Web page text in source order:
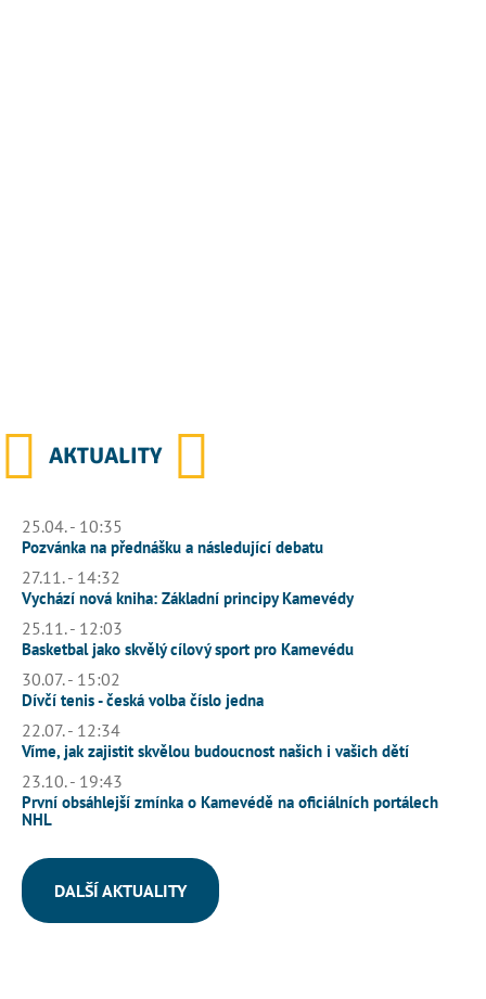
AKTUALITY
25.04. - 10:35
Pozvánka na přednášku a následující debatu
27.11. - 14:32
Vychází nová kniha: Základní principy Kamevédy
25.11. - 12:03
Basketbal jako skvělý cílový sport pro Kamevédu
30.07. - 15:02
Dívčí tenis - česká volba číslo jedna
22.07. - 12:34
Víme, jak zajistit skvělou budoucnost našich i vašich dětí
23.10. - 19:43
První obsáhlejší zmínka o Kamevédě na oficiálních portálech
NHL
DALŠÍ AKTUALITY